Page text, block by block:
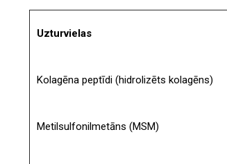
Uzturvielas
Kolagēna peptīdi (hidrolizēts kolagēns)
Metilsulfonilmetāns (MSM)